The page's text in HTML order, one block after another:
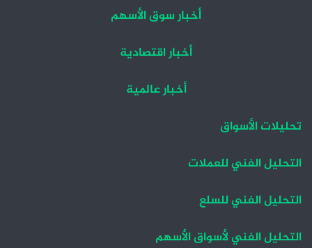
أخبار سوق الأسهم
أخبار اقتصادية
أخبار عالمية
تحليلات الأسواق
التحليل الفني للعملات
التحليل الفني للسلع
التحليل الفني لأسواق الأسهم